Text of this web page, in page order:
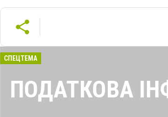
СПЕЦТЕМА
ПОДАТКОВА